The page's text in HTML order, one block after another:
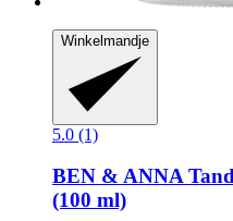
Winkelmandje
5.0 (1)
BEN & ANNA
(100 ml)